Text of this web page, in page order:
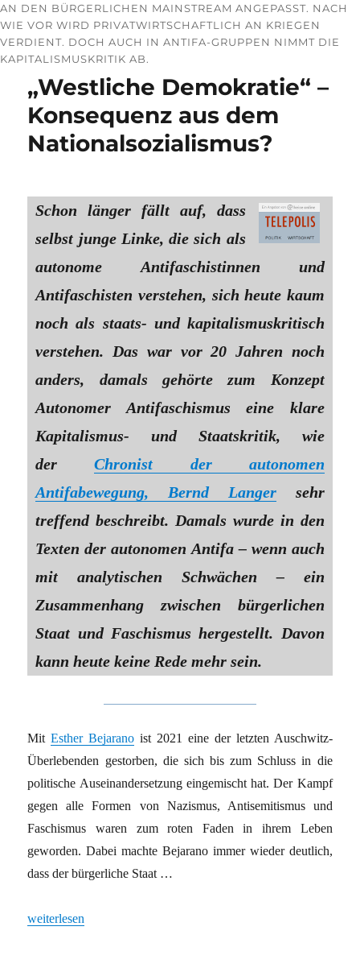
AN DEN BÜRGERLICHEN MAINSTREAM ANGEPASST. NACH
WIE VOR WIRD PRIVATWIRTSCHAFTLICH AN KRIEGEN
VERDIENT. DOCH AUCH IN ANTIFA-GRUPPEN NIMMT DIE
KAPITALISMUSKRITIK AB.
„Westliche Demokratie“ –
Konsequenz aus dem
Nationalsozialismus?
Schon länger fällt auf, dass
selbst junge Linke, die sich als
autonome Antifaschistinnen und
Antifaschisten verstehen, sich heute kaum
noch als staats- und kapitalismuskritisch
verstehen. Das war vor 20 Jahren noch
anders, damals gehörte zum Konzept
Autonomer Antifaschismus eine klare
Kapitalismus- und Staatskritik, wie
derChronist der autonomen
Antifabewegung, Bernd Langersehr
treffend beschreibt. Damals wurde in den
Texten der autonomen Antifa – wenn auch
mit analytischen Schwächen – ein
Zusammenhang zwischen bürgerlichen
Staat und Faschismus hergestellt. Davon
kann heute keine Rede mehr sein.
MitEsther Bejarano ist 2021 eine der letzten Auschwitz-
Überlebenden gestorben, die sich bis zum Schluss in die
politische Auseinandersetzung eingemischt hat. Der Kampf
gegen alle Formen von Nazismus, Antisemitismus und
Faschismus waren zum roten Faden in ihrem Leben
geworden. Dabei machte Bejarano immer wieder deutlich,
dass der bürgerliche Staat …
„„Westliche Demokratie“ – Konsequenz aus dem
weiterlesen